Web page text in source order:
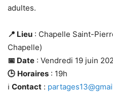
adultes.
📍 Lieu : Chapelle Saint-
Chapelle)
📅 Date : Vendredi 19 juin
🕒 Horaires : 19h
ℹ️ Contact :